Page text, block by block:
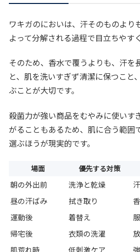
ワキガのにおいは、汗そのものより
よって分解される過程で目立ちやす
そのため、香水で覆うよりも、汗を
と、肌を洗いすぎず清潔に保つこと
ぶことが大切です。
殺菌力が強い商品をむやみに使いす
がることもあるため、肌に合う範囲
選ぶほうが現実的です。
場面 優先する対策
朝の外出前 洗浄と乾燥
昼の汗ばみ
拭き取り
運動後
着替え
帰宅後
衣類の洗濯
肌荒れ時
低刺激ケア